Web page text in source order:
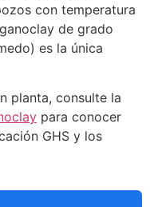
con temperatura
de grado
es la única
planta, consulte la
para conocer
GHS y los